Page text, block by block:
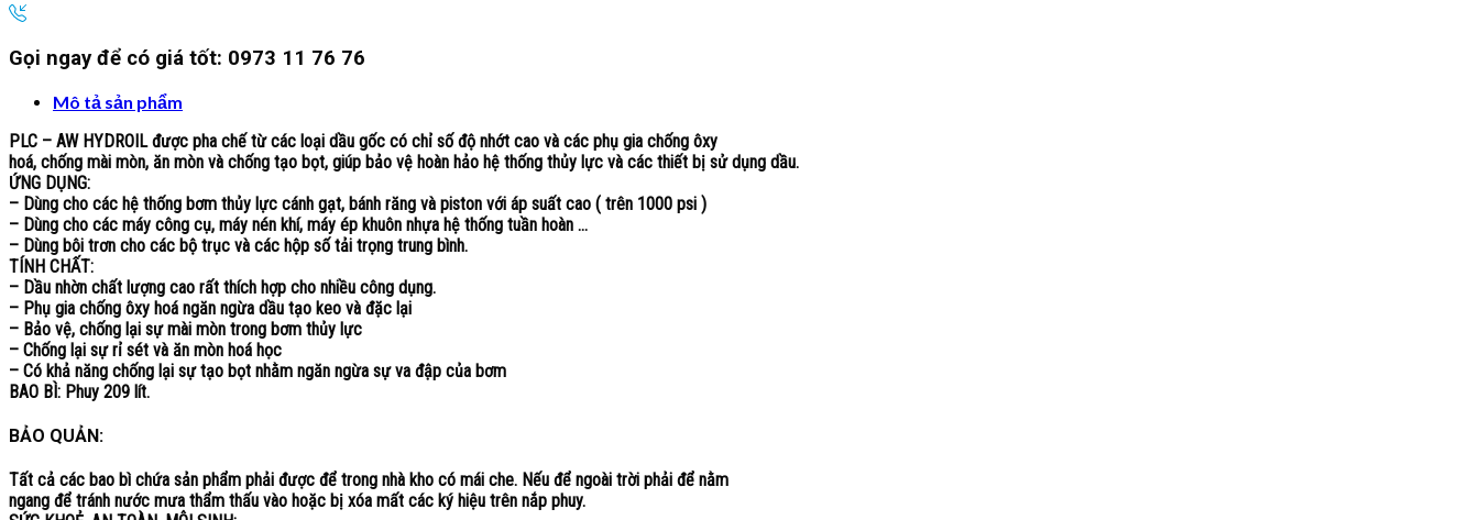
Gọi ngay để có giá tốt: 0973 11 76 76
Mô tả sản phẩm
PLC – AW HYDROIL được pha chế từ các loại dầu gốc có chỉ số độ nhớt cao và các phụ gia chống ôxy
hoá, chống mài mòn, ăn mòn và chống tạo bọt, giúp bảo vệ hoàn hảo hệ thống thủy lực và các thiết bị sử dụng dầu.
ỨNG DỤNG:
– Dùng cho các hệ thống bơm thủy lực cánh gạt, bánh răng và piston với áp suất cao ( trên 1000 psi )
– Dùng cho các máy công cụ, máy nén khí, máy ép khuôn nhựa hệ thống tuần hoàn …
– Dùng bôi trơn cho các bộ trục và các hộp số tải trọng trung bình.
TÍNH CHẤT:
– Dầu nhờn chất lượng cao rất thích hợp cho nhiều công dụng.
– Phụ gia chống ôxy hoá ngăn ngừa dầu tạo keo và đặc lại
– Bảo vệ, chống lại sự mài mòn trong bơm thủy lực
– Chống lại sự rỉ sét và ăn mòn hoá học
– Có khả năng chống lại sự tạo bọt nhằm ngăn ngừa sự va đập của bơm
BAO BÌ: Phuy 209 lít.
BẢO QUẢN:
Tất cả các bao bì chứa sản phẩm phải được để trong nhà kho có mái che. Nếu để ngoài trời phải để nằm
ngang để tránh nước mưa thẩm thấu vào hoặc bị xóa mất các ký hiệu trên nắp phuy.